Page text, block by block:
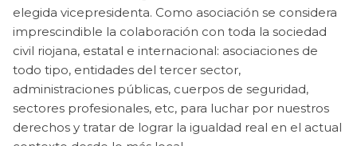
elegida vicepresidenta. Como asociación se considera
imprescindible la colaboración con toda la sociedad
civil riojana, estatal e internacional: asociaciones de
todo tipo, entidades del tercer sector,
administraciones públicas, cuerpos de seguridad,
sectores profesionales, etc, para luchar por nuestros
derechos y tratar de lograr la igualdad real en el actual